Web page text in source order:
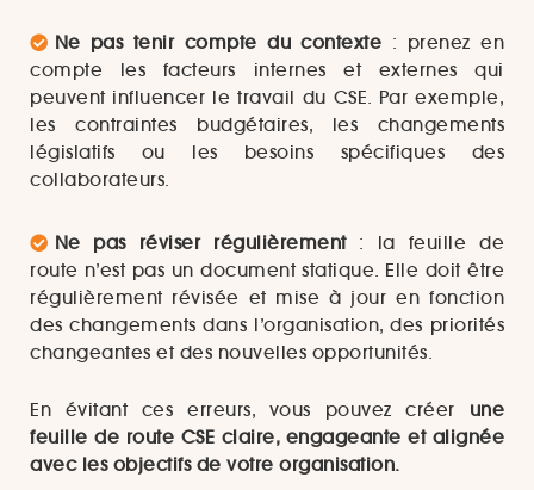
Ne pas tenir compte du contexte : prenez en
compte les facteurs internes et externes qui
peuvent influencer le travail du CSE. Par exemple,
les contraintes budgétaires, les changements
législatifs ou les besoins spécifiques des
collaborateurs.
Ne pas réviser régulièrement: la feuille de
route n’est pas un document statique. Elle doit être
régulièrement révisée et mise à jour en fonction
des changements dans l’organisation, des priorités
changeantes et des nouvelles opportunités.
En évitant ces erreurs, vous pouvez créer une
feuille de route CSE claire, engageante et alignée
avec les objectifs de votre organisation.